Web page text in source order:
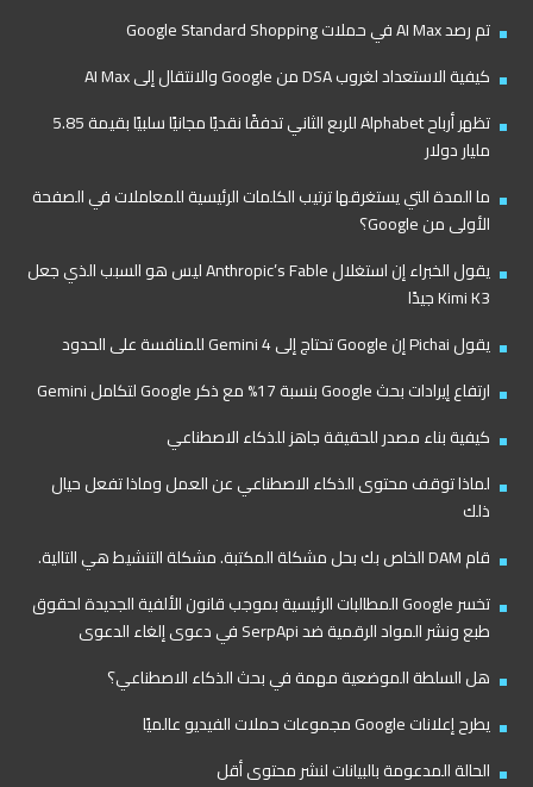
تم رصد AI Max في حملات Google Standard Shopping
كيفية الاستعداد لغروب DSA من Google والانتقال إلى AI Max
تظهر أرباح Alphabet للربع الثاني تدفقًا نقديًا مجانيًا سلبيًا بقيمة 5.85
مليار دولار
ما المدة التي يستغرقها ترتيب الكلمات الرئيسية للمعاملات في الصفحة
الأولى من Google؟
يقول الخبراء إن استغلال Anthropic’s Fable ليس هو السبب الذي جعل
Kimi K3 جيدًا
يقول Pichai إن Google تحتاج إلى Gemini 4 للمنافسة على الحدود
ارتفاع إيرادات بحث Google بنسبة 17% مع ذكر Google لتكامل Gemini
كيفية بناء مصدر للحقيقة جاهز للذكاء الاصطناعي
لماذا توقف محتوى الذكاء الاصطناعي عن العمل وماذا تفعل حيال
ذلك
قام DAM الخاص بك بحل مشكلة المكتبة. مشكلة التنشيط هي التالية.
تخسر Google المطالبات الرئيسية بموجب قانون الألفية الجديدة لحقوق
طبع ونشر المواد الرقمية ضد SerpApi في دعوى إلغاء الدعوى
هل السلطة الموضعية مهمة في بحث الذكاء الاصطناعي؟
يطرح إعلانات Google مجموعات حملات الفيديو عالميًا
الحالة المدعومة بالبيانات لنشر محتوى أقل